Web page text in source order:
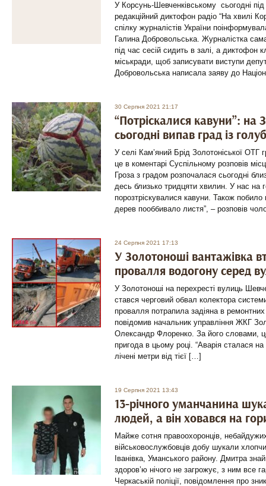
У Корсунь-Шевченківському сьогодні під
редакційний диктофон радіо “На хвилі
спілку журналістів України
Галина Добровольська. Журналістка
під час сесій сидить в залі, а диктофон
міськради, щоб записувати виступи
Добровольська написала заяву до
30 Серпня 2021 21:17
“Потріскалися кавуни”: на
сьогодні випав град із
У селі Кам’яний Брід Золотоніської ОТГ
це в коментарі Суспільному розповів
Гроза з градом розпочалася сьогодні
десь близько тридцяти хвилин. У нас на
порозтріскувалися кавуни. Також
дерев пооббивало листя”, – розповів
24 Серпня 2021 17:13
У Золотоноші вантажівка
провалля водогону серед
У Золотоноші на перехресті вулиць
стався черговий обвал колектора
провалля потрапила задіяна в
повідомив начальник управління ЖКГ
Олександр Флоренко. За його словами,
пригода в цьому році. “Аварія сталася на
лічені метри від тієї […]
19 Серпня 2021 13:43
13-річного уманчанина
людей, а він ховався на
Майже сотня правоохоронців,
військовослужбовців добу шукали
Іванівка, Уманського району. Дмитра
здоров’ю нічого не загрожує, з ним все
Черкаській поліції, повідомлення про